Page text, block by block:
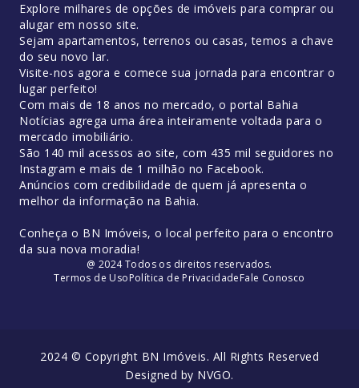
Explore milhares de opções de imóveis para comprar ou
alugar em nosso site.
Sejam apartamentos, terrenos ou casas, temos a chave
do seu novo lar.
Visite-nos agora e comece sua jornada para encontrar o
lugar perfeito!
Com mais de 18 anos no mercado, o portal Bahia
Notícias agrega uma área inteiramente voltada para o
mercado imobiliário.
São 140 mil acessos ao site, com 435 mil seguidores no
Instagram e mais de 1 milhão no Facebook.
Anúncios com credibilidade de quem já apresenta o
melhor da informação na Bahia.
Conheça o BN Imóveis, o local perfeito para o encontro
da sua nova moradia!
@ 2024 Todos os direitos reservados.
Termos de UsoPolítica de PrivacidadeFale Conosco
2024 © Copyright BN Imóveis. All Rights Reserved
Designed by NVGO.